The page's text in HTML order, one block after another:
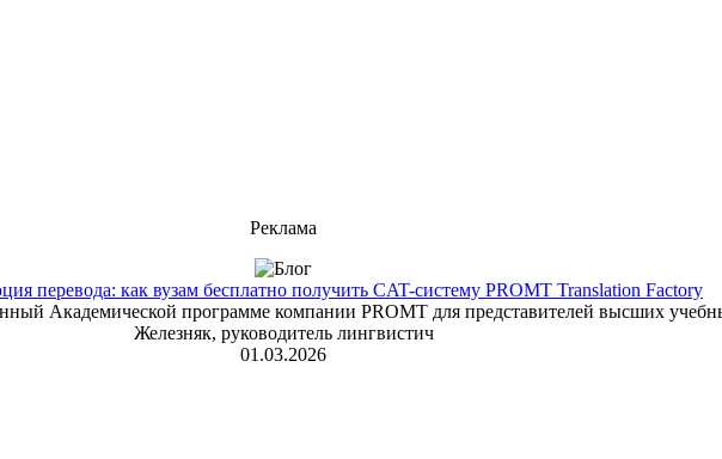
Реклама
перевода: как вузам бесплатно получить CAT-систему PROMT Translation Factory
Академической программе компании PROMT для представителей высших
Железняк, руководитель лингвистич
01.03.2026